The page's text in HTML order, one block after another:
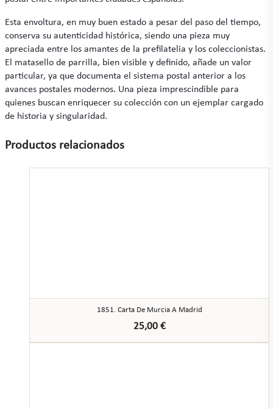
Esta envoltura, en muy buen estado a pesar del paso del tiempo,
conserva su autenticidad histórica, siendo una pieza muy
apreciada entre los amantes de la prefilatelia y los coleccionistas.
El matasello de parrilla, bien visible y definido, añade un valor
particular, ya que documenta el sistema postal anterior a los
avances postales modernos. Una pieza imprescindible para
quienes buscan enriquecer su colección con un ejemplar cargado
de historia y singularidad.
Productos relacionados
1851. Carta De Murcia A Madrid
25,00 €